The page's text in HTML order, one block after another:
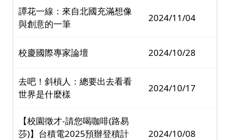
譚花一線：來自北國充滿想像
與創意的一筆
2024/11/04
校慶國際專家論壇 2024/10/28
去吧！斜槓人：總要出去看看
世界是什麼樣
2024/10/17
【校園徵才-請您喝咖啡(路易
莎)】台積電2025預辦登積計
2024/10/08